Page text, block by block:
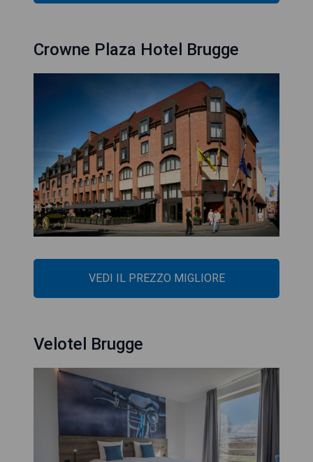
Crowne Plaza Hotel Brugge
VEDI IL PREZZO MIGLIORE
Velotel Brugge